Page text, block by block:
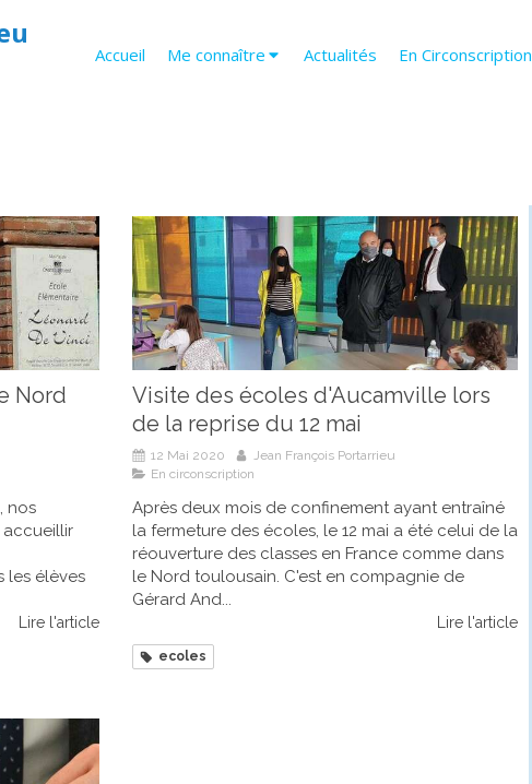
Accueil Me connaître Actualités En Circonscription
Nord
nos
accueillir
les élèves
Lire l'article
Visite des écoles d'Aucamville lors
de la reprise du 12 mai
12 Mai 2020
Jean François Portarrieu
En circonscription
Après deux mois de confinement ayant entraîné
la fermeture des écoles, le 12 mai a été celui de la
réouverture des classes en France comme dans
le Nord toulousain. C'est en compagnie de
Gérard And...
Lire l'article
ecoles